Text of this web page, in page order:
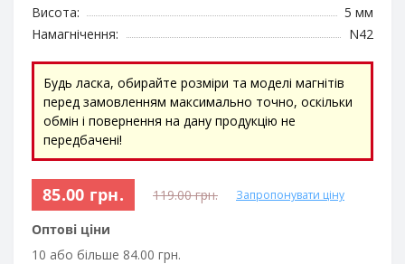
Висота:
5 мм
Намагнічення:
N42
Будь ласка, обирайте розміри та моделі магнітів
перед замовленням максимально точно, оскільки
обмін і повернення на дану продукцію не
передбачені!
85.00 грн. 119.00 грн. Запропонувати ціну
Оптові ціни
10 або більше 84.00 грн.